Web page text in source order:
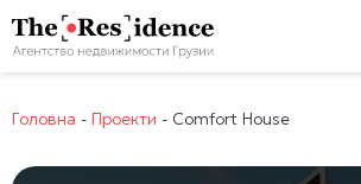
Головна - Проекти - Comfort House